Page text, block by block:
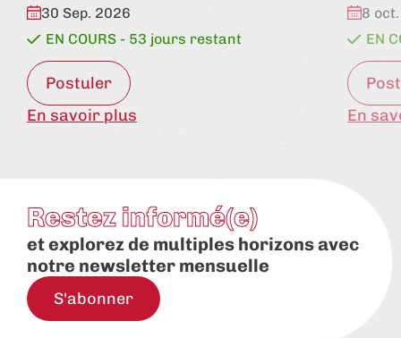
30 Sep. 2026
état:
EN COURS - 53 jours restant
Postuler
En savoir plus
8
état:
EN
En
Restez informé(e)
et explorez de multiples horizons avec
notre newsletter mensuelle
S'abonner